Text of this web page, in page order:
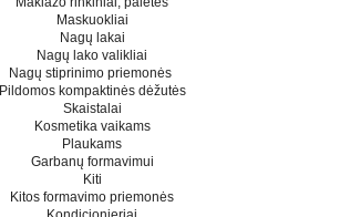
Maskuokliai
Nagų lakai
Nagų lako valikliai
Nagų stiprinimo priemonės
Pildomos kompaktinės dėžutės
Skaistalai
Kosmetika vaikams
Plaukams
Garbanų formavimui
Kiti
Kitos formavimo priemonės